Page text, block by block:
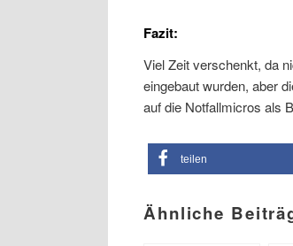
Fazit:
Viel Zeit verschenkt, da
eingebaut wurden, aber
auf die Notfallmicros als
teilen
Ähnliche